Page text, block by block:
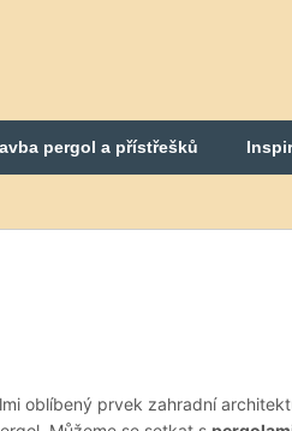
pergol a přístřešků
oblíbený prvek zahradní